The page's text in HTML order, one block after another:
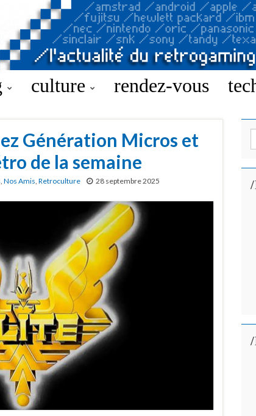
culture rendez-vous
Génération Micros et
de la semaine
, Nos Amis, Retroculture 28 septembre 2025